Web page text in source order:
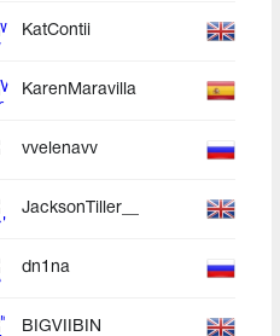
KatContii
KarenMaravilla
vvelenavv
JacksonTiller__
dn1na
BIGVIIBIN